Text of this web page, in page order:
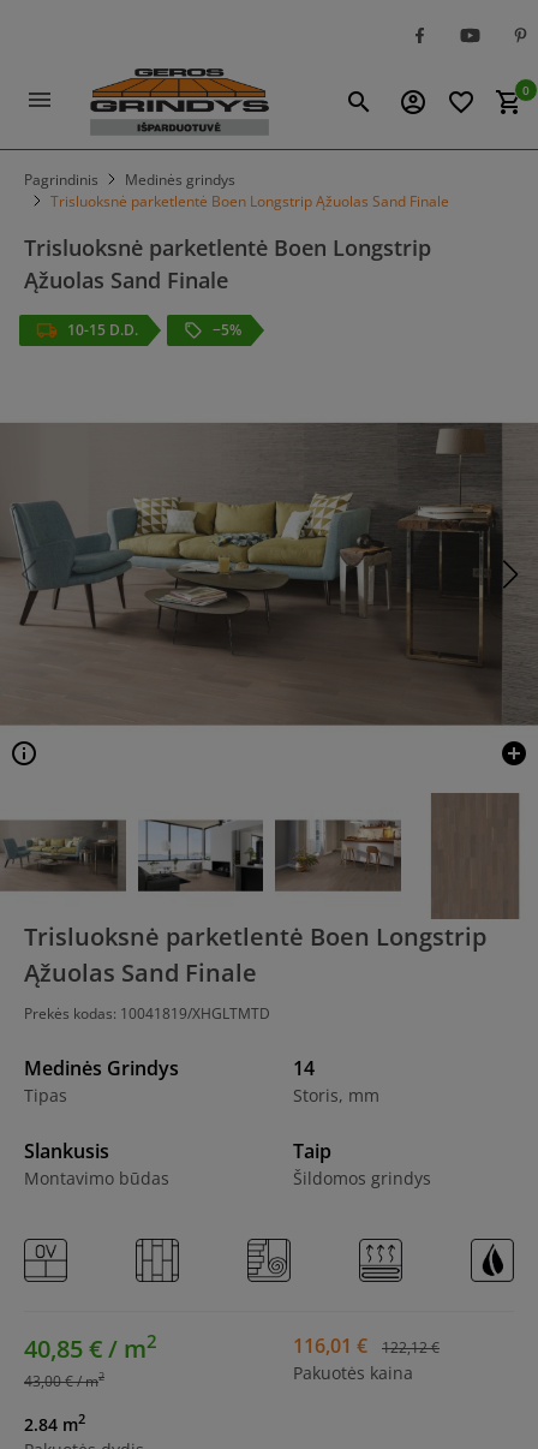
menu search account_circle favorite_border shopping_cart0
Pagrindinis
Medinės grindys
Trisluoksnė parketlentė Boen Longstrip Ąžuolas Sand Finale
Trisluoksnė parketlentė Boen Longstrip
Ąžuolas Sand Finale
10-15 D.D. local_offer −5%
add_circle
info
Trisluoksnė parketlentė Boen Longstrip
Ąžuolas Sand Finale
Prekės kodas: 10041819/XHGLTMTD
Medinės Grindys
Tipas
14
Storis, mm
Slankusis
Montavimo būdas
Taip
Šildomos grindys
40,85 € / m2
43,00 € / m2
116,01 € 122,12 €
Pakuotės kaina
2.84 m2